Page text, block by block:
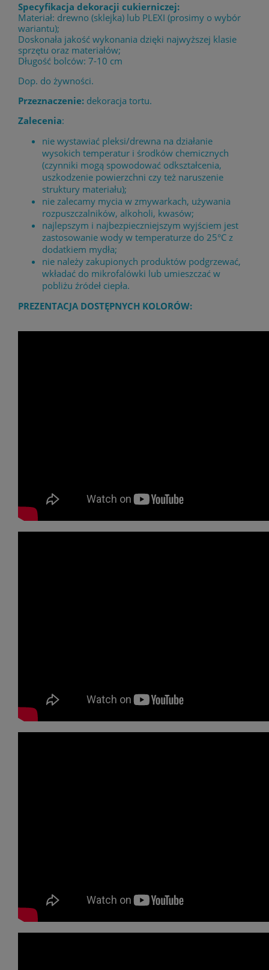
Specyfikacja dekoracji cukierniczej:
Materiał: drewno (sklejka) lub PLEXI (prosimy o wybór
wariantu);
Doskonała jakość wykonania dzięki najwyższej klasie
sprzętu oraz materiałów;
Długość bolców: 7-10 cm
Dop. do żywności.
Przeznaczenie: dekoracja tortu.
Zalecenia:
nie wystawiać pleksi/drewna na działanie
wysokich temperatur i środków chemicznych
(czynniki mogą spowodować odkształcenia,
uszkodzenie powierzchni czy też naruszenie
struktury materiału);
nie zalecamy mycia w zmywarkach, używania
rozpuszczalników, alkoholi, kwasów;
najlepszym i najbezpieczniejszym wyjściem jest
zastosowanie wody w temperaturze do 25°C z
dodatkiem mydła;
nie należy zakupionych produktów podgrzewać,
wkładać do mikrofalówki lub umieszczać w
pobliżu źródeł ciepła.
PREZENTACJA DOSTĘPNYCH KOLORÓW: